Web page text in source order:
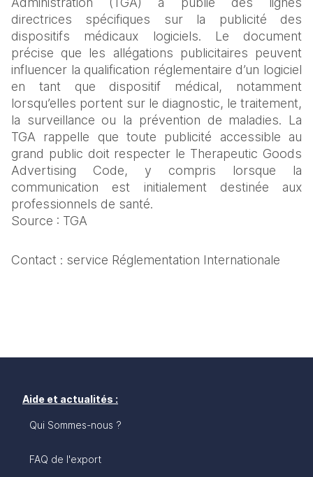
directrices spécifiques sur la publicité des
dispositifs médicaux logiciels. Le document
précise que les allégations publicitaires peuvent
influencer la qualification réglementaire d’un logiciel
en tant que dispositif médical, notamment
lorsqu’elles portent sur le diagnostic, le traitement,
la surveillance ou la prévention de maladies. La
TGA rappelle que toute publicité accessible au
grand public doit respecter le Therapeutic Goods
Advertising Code, y compris lorsque la
communication est initialement destinée aux
professionnels de santé.
Source : TGA
Contact : service Réglementation Internationale
Aide et actualités :
Qui Sommes-nous ?
FAQ de l'export